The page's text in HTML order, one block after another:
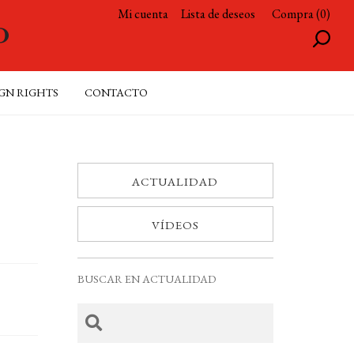
Mi cuenta Lista de deseos Compra (0)
RIGHTS CONTACTO
ACTUALIDAD
VÍDEOS
BUSCAR EN ACTUALIDAD